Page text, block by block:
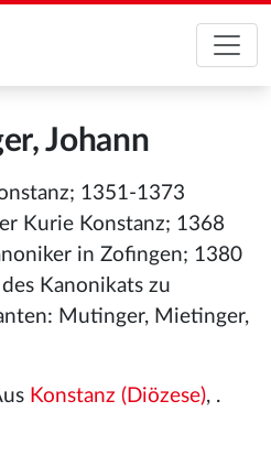
Johann
1351-1373
Kurie Konstanz; 1368
in Zofingen; 1380
Kanonikats zu
Mutinger, Mietinger,
Konstanz (Diözese), .